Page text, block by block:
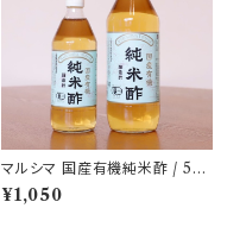
マルシマ 国産有機純米酢 / 50
0ml【camecameセレクト調味
料】
¥1,050